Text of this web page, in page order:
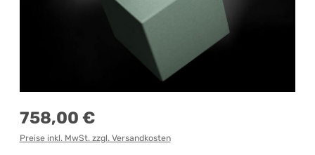
Regulärer Preis:
758,00 €
Preise inkl. MwSt. zzgl. Versandkosten